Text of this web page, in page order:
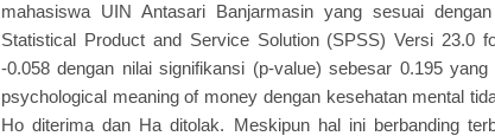
mahasiswa UIN Antasari Banjarmasin yang sesuai
Statistical Product and Service Solution (SPSS) Versi 23.0
-0.058 dengan nilai signifikansi (p-value) sebesar 0.195
psychological meaning of money dengan kesehatan mental
Ho diterima dan Ha ditolak. Meskipun hal ini berbanding